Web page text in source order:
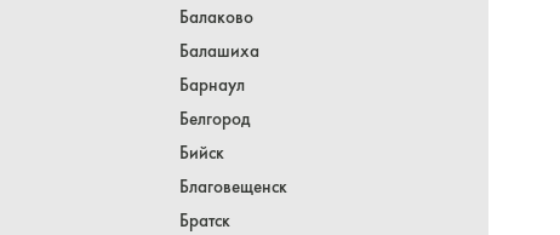
Балаково
Балашиха
Барнаул
Белгород
Бийск
Благовещенск
Братск